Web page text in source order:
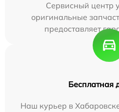
Сервисный центр
оригинальные
предоставляет
Бесплатная
Наш курьер в